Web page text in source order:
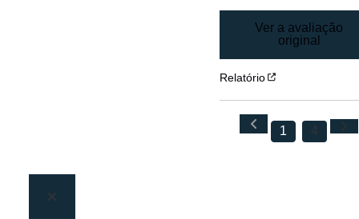
Ver a avaliação
original
Relatório
1 4